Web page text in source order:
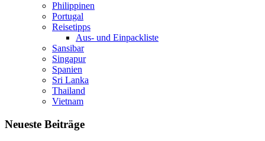
Philippinen
Portugal
Reisetipps
Aus- und Einpackliste
Sansibar
Singapur
Spanien
Sri Lanka
Thailand
Vietnam
Neueste Beiträge